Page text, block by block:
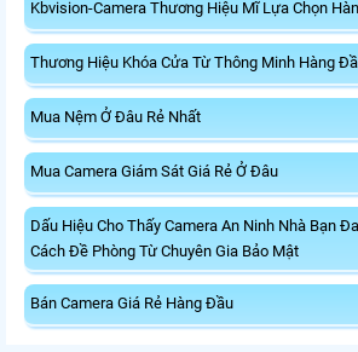
Kbvision-Camera Thương Hiệu Mĩ Lựa Chọn
Thương Hiệu Khóa Cửa Từ Thông Minh Hàng
Mua Nệm Ở Đâu Rẻ Nhất
Mua Camera Giám Sát Giá Rẻ Ở Đâu
Dấu Hiệu Cho Thấy Camera An Ninh Nhà Bạn
Cách Đề Phòng Từ Chuyên Gia Bảo Mật
Bán Camera Giá Rẻ Hàng Đầu